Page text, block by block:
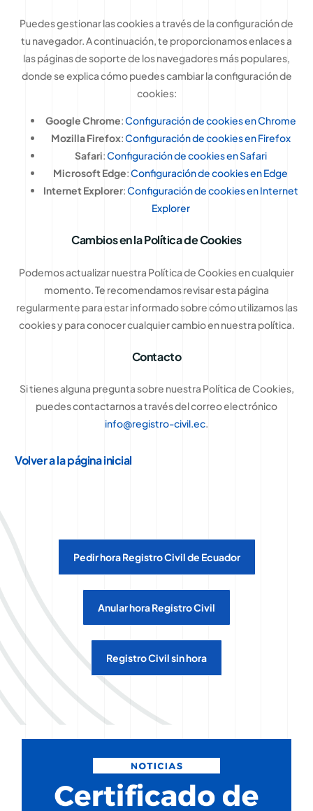
Puedes gestionar las cookies a través de la configuración de
tu navegador. A continuación, te proporcionamos enlaces a
las páginas de soporte de los navegadores más populares,
donde se explica cómo puedes cambiar la configuración de
cookies:
Google Chrome:Configuración de cookies en Chrome
Mozilla Firefox:Configuración de cookies en Firefox
Safari:Configuración de cookies en Safari
Microsoft Edge:Configuración de cookies en Edge
Internet Explorer:Configuración de cookies en Internet
Explorer
Cambios en la Política de Cookies
Podemos actualizar nuestra Política de Cookies en cualquier
momento. Te recomendamos revisar esta página
regularmente para estar informado sobre cómo utilizamos las
cookies y para conocer cualquier cambio en nuestra política.
Contacto
Si tienes alguna pregunta sobre nuestra Política de Cookies,
puedes contactarnos a través del correo electrónico
info@registro-civil.ec.
Volver a la página inicial
Pedir hora Registro Civil de Ecuador
Anular hora Registro Civil
Registro Civil sin hora